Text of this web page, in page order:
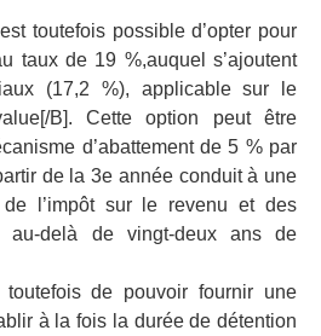
toutefois possible d’opter pour
taux de 19 %,auquel s’ajoutent
(17,2 %), applicable sur le
B]. Cette option peut être
d’abattement de 5 % par
de la 3e année conduit à une
de l’impôt sur le revenu et des
au-delà de vingt-deux ans de
de pouvoir fournir une
à la fois la durée de détention